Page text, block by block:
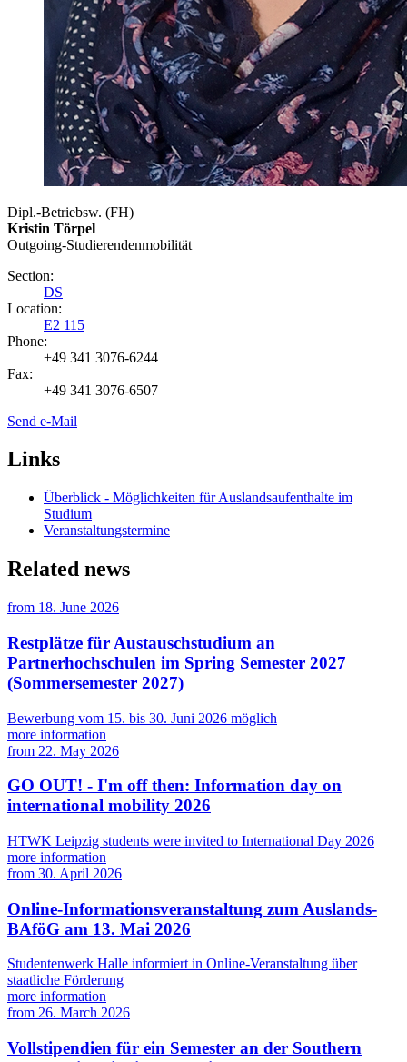
Dipl.-Betriebsw. (FH)
Kristin Törpel
Outgoing-Studierendenmobilität
Section:
DS
Location:
E2 115
Phone:
+49 341 3076-6244
Fax:
+49 341 3076-6507
Send e-Mail
Links
Überblick - Möglichkeiten für Auslandsaufenthalte im
Studium
Veranstaltungstermine
Related news
from 18. June 2026
Restplätze für Austauschstudium an
Partnerhochschulen im Spring Semester 2027
(Sommersemester 2027)
Bewerbung vom 15. bis 30. Juni 2026 möglich
more information
from 22. May 2026
GO OUT! - I'm off then: Information day on
international mobility 2026
HTWK Leipzig students were invited to International Day 2026
more information
from 30. April 2026
Online-Informationsveranstaltung zum Auslands-
BAföG am 13. Mai 2026
Studentenwerk Halle informiert in Online-Veranstaltung über
staatliche Förderung
more information
from 26. March 2026
Vollstipendien für ein Semester an der Southern